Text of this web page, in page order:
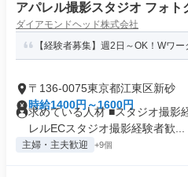
アパレル撮影スタジオ フォト
ダイアモンドヘッド株式会社
【経験者募集】週2日～OK！Wワ
〒136-0075東京都江東区新砂
時給1400円～1600円
求めている人材 ■スタジオ撮
レルECスタジオ撮影経験者歓...
主婦・主夫歓迎 +9個